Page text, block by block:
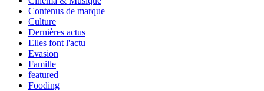
Contenus de marque
Culture
Dernières actus
Elles font l'actu
Evasion
Famille
featured
Fooding